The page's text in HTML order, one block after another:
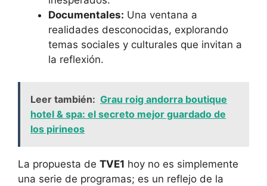
Documentales: Una ventana a
realidades desconocidas, explorando
temas sociales y culturales que invitan a
la reflexión.
Leer también: Grau roig andorra boutique
hotel & spa: el secreto mejor guardado de
los pirineos
La propuesta de TVE1 hoy no es simplemente
una serie de programas; es un reflejo de la